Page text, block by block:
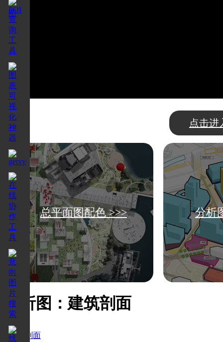
点击进
总平面图配色 >>> 分析
分析图：建筑剖面
建筑剖面